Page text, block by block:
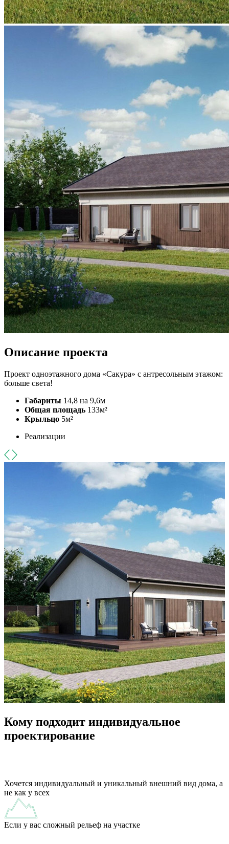
Описание проекта
Проект одноэтажного дома «Сакура» с антресольным этажом:
больше света!
Габариты 14,8 на 9,6м
Общая площадь 133м²
Крыльцо 5м²
Реализации
Кому подходит индивидуальное
проектирование
Хочется индивидуальный и уникальный внешний вид дома, а
не как у всех
Если у вас сложный рельеф на участке